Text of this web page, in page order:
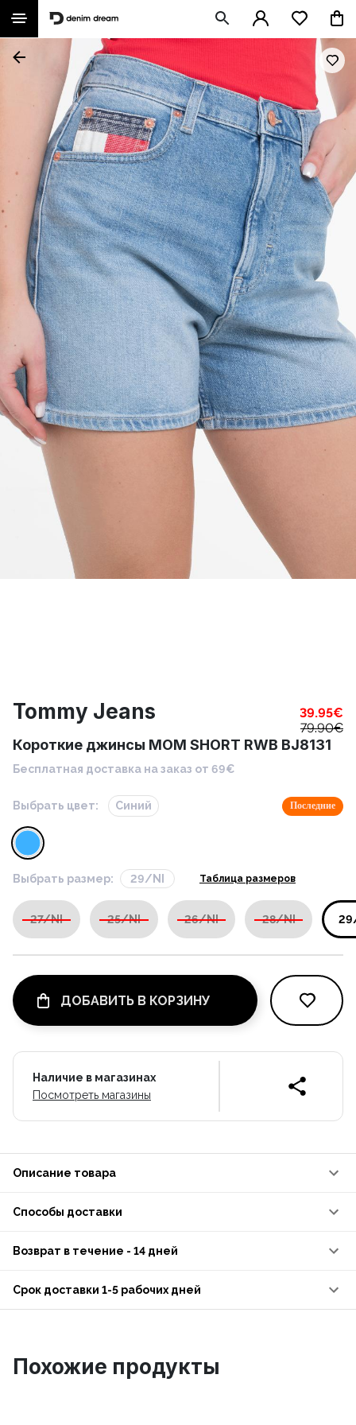
Tommy Jeans 39.95€
79.90€
Короткие джинсы MOM SHORT RWB BJ8131
Бесплатная доставка на заказ от 69€
Выбрать цвет: Синий Последние
Выбрать размер: 29/NI Таблица размеров
27/NI 25/NI 26/NI 28/NI
ДОБАВИТЬ В КОРЗИНУ
Наличие в магазинах
Посмотреть магазины
Описание товара
Способы доставки
Возврат в течение - 14 дней
Срок доставки 1-5 рабочих дней
Похожие продукты